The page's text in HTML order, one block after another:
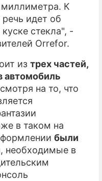
миллиметра. К
идет об
стекла", -
Orrefor.
из трех частей,
автомобиль
на то, что
в таком на
были
, необходимые в